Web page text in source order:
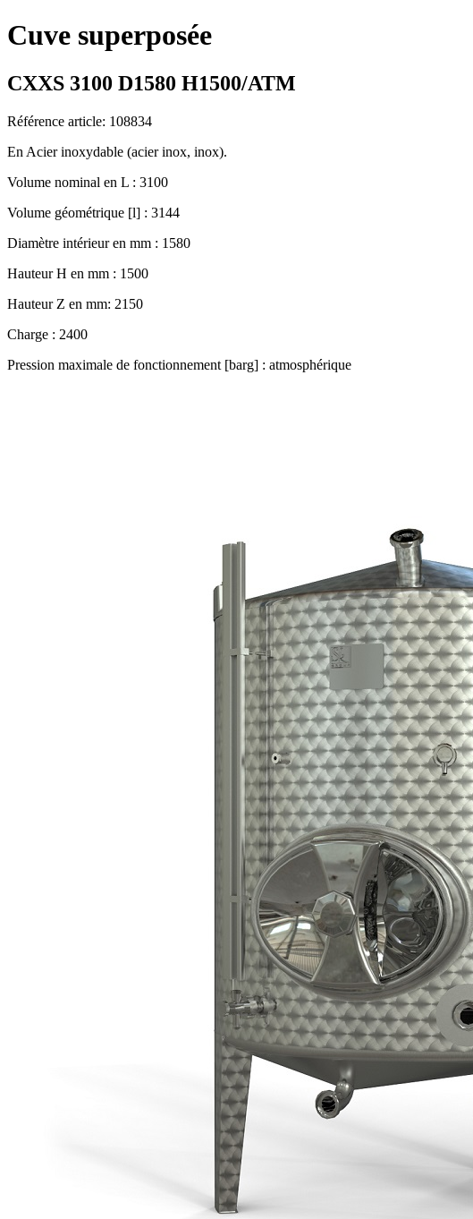
Cuve superposée
CXXS 3100 D1580 H1500/ATM
Référence article: 108834
En Acier inoxydable (acier inox, inox).
Volume nominal en L : 3100
Volume géométrique [l] : 3144
Diamètre intérieur en mm : 1580
Hauteur H en mm : 1500
Hauteur Z en mm: 2150
Charge : 2400
Pression maximale de fonctionnement [barg] : atmosphérique